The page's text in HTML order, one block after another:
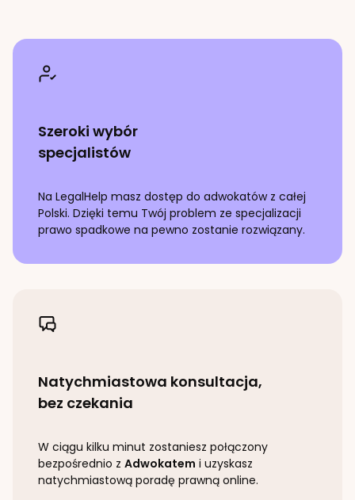
Szeroki wybór
specjalistów
Na LegalHelp masz dostęp do adwokatów z całej
Polski. Dzięki temu Twój problem ze specjalizacji
prawo spadkowe na pewno zostanie rozwiązany.
Natychmiastowa konsultacja,
bez czekania
W ciągu kilku minut zostaniesz połączony
bezpośrednio z Adwokatem i uzyskasz
natychmiastową poradę prawną online.